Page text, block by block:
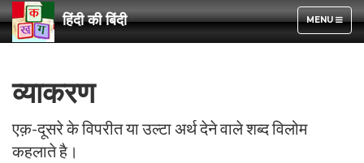
TOGGLE
NAVIGATION
MENU
हिंदी की बिंदी
व्याकरण
एक़-दूसरे के विपरीत या उल्टा अर्थ देने वाले शब्द विलोम
कहलाते है।